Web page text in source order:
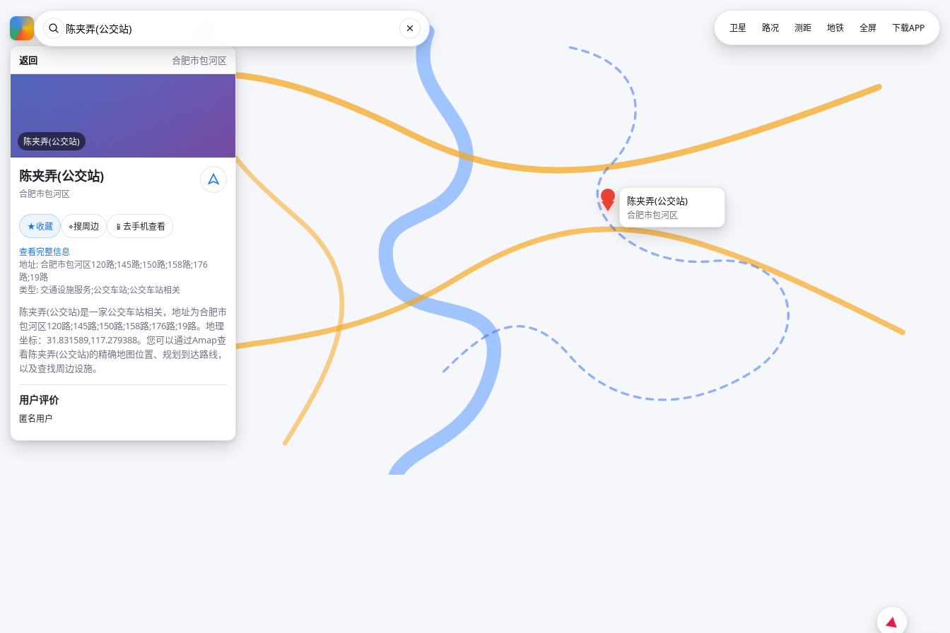
返回 合肥市包河区
陈夹弄(公交站)
陈夹弄(公交站)
合肥市包河区
★收藏 ⌖搜周边 📱 去手机查看
查看完整信息
地址: 合肥市包河区120路;145路;150路;158路;176
路;19路
类型: 交通设施服务;公交车站;公交车站相关
陈夹弄(公交站)是一家公交车站相关，地址为合肥市
包河区120路;145路;150路;158路;176路;19路。地理
坐标：31.831589,117.279388。您可以通过Amap查
看陈夹弄(公交站)的精确地图位置、规划到达路线，
以及查找周边设施。
用户评价
匿名用户
陈夹弄(公交站)
合肥市包河区
卫星 路况 测距 地铁 全屏 下载APP